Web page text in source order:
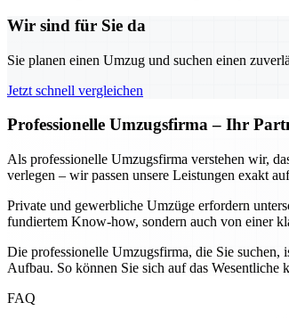
Wir sind für Sie da
Sie planen einen Umzug und suchen einen
Jetzt schnell vergleichen
Professionelle Umzugsfirma – Ihr
Als professionelle Umzugsfirma verstehen wir,
verlegen – wir passen unsere Leistungen exakt
Private und gewerbliche Umzüge erfordern
fundiertem Know-how, sondern auch von einer
Die professionelle Umzugsfirma, die Sie suchen,
Aufbau. So können Sie sich auf das
FAQ